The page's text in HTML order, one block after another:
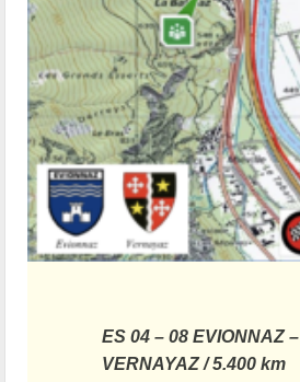
ES 04 – 08 EVIONNAZ –
VERNAYAZ / 5.400 km